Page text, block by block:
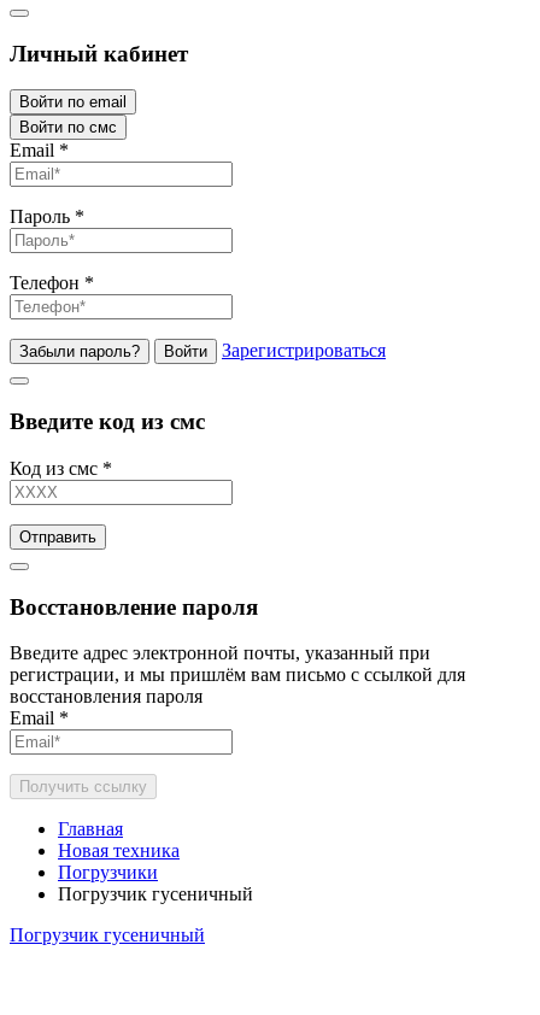
Личный кабинет
Войти по email
Войти по смс
Email *
Пароль *
Телефон *
Забыли пароль? Войти Зарегистрироваться
Введите код из смс
Код из смс *
Отправить
Восстановление пароля
Введите адрес электронной почты, указанный при
регистрации, и мы пришлём вам письмо с ссылкой для
восстановления пароля
Email *
Получить ссылку
Главная
Новая техника
Погрузчики
Погрузчик гусеничный
Погрузчик гусеничный